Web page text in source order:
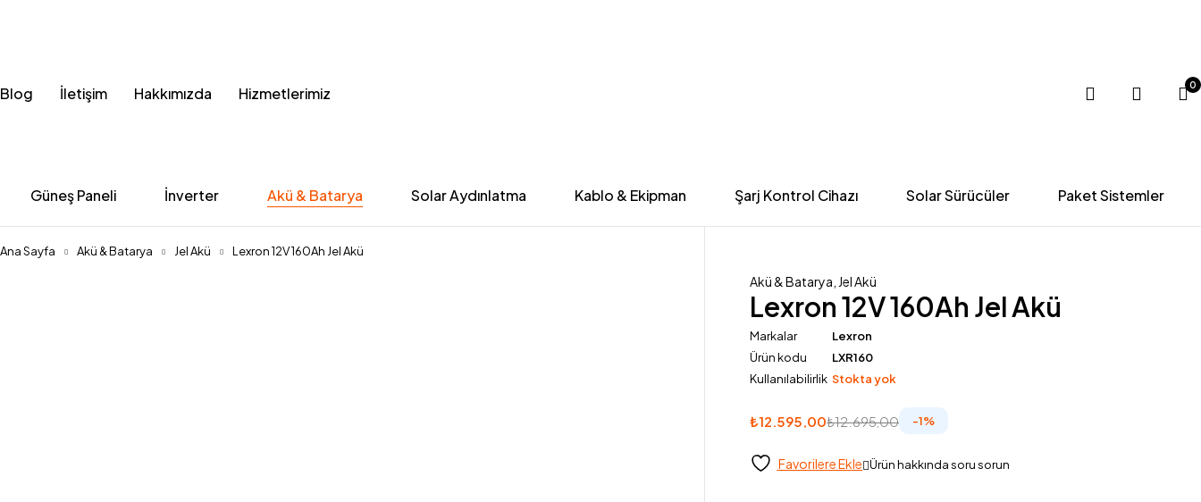
Blog İletişim Hakkımızda Hizmetlerimiz 0
Güneş Paneli İnverter Akü & Batarya Solar Aydınlatma Kablo & Ekipman Şarj Kontrol Cihazı Solar Sürücüler Paket Sistemler
Ana Sayfa Akü & Batarya Jel Akü Lexron 12V 160Ah Jel Akü
Akü & Batarya Jel Akü
Lexron 12V 160Ah Jel Akü
Markalar
Lexron
Ürün kodu
LXR160
Kullanılabilirlik Stokta yok
₺12.695,00
₺12.595,00 -1%
Favorilere Ekle Ürün hakkında soru sorun